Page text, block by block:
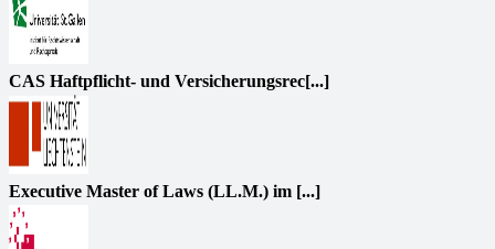
CAS Haftpflicht- und Versicherungsrec[...]
Executive Master of Laws (LL.M.) im [...]